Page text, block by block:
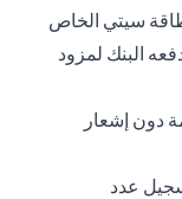
سيتي الخاص
يدفعه البنك لمزود
دون إشعار
عدد